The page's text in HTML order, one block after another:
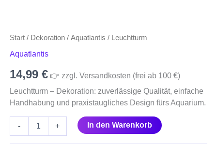
Start / Dekoration / Aquatlantis / Leuchtturm
Aquatlantis
14,99 € 👉 zzgl. Versandkosten (frei ab 100 €)
Leuchtturm – Dekoration: zuverlässige Qualität, einfache
Handhabung und praxistaugliches Design fürs Aquarium.
- + In den Warenkorb